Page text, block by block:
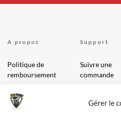
Gérer le
A propos
Politique de
remboursement
Politique de cookies
(UE)
Support
Suivre une
commande
Réclamation